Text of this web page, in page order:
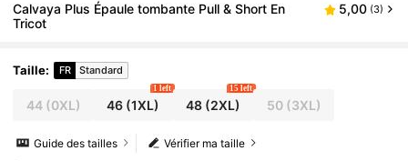
Calvaya Plus Épaule tombante Pull & Short En
Tricot
5,00 (3)
Taille: FR Standard
44(0XL) 46 (1XL)
1 left
48(2XL)
15 left
50(3XL)
Vérifier ma taille
Guide des tailles